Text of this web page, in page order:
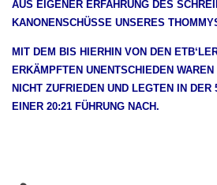
AUS EIGENER ERFAHRUNG DES
KANONENSCHÜSSE UNSERES
MIT DEM BIS HIERHIN VON DEN
ERKÄMPFTEN UNENTSCHIEDEN
NICHT ZUFRIEDEN UND LEGTEN IN DER
EINER 20:21 FÜHRUNG NACH.